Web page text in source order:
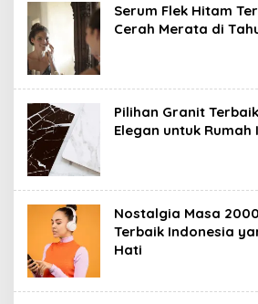
Serum Flek Hitam
Cerah Merata di
Pilihan Granit
Elegan untuk Rumah
Nostalgia Masa
Terbaik Indonesia
Hati